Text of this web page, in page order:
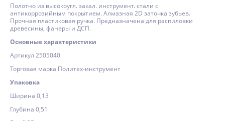
Полотно из высокоугл. закал. инструмент. стали с
антикоррозийным покрытием. Алмазная 2D заточка зубьев.
Прочная пластиковая ручка. Предназначена для распиловки
древесины, фанеры и ДСП.
Основные характеристики
Артикул 2505040
Торговая марка Политех-инструмент
Упаковка
Ширина 0,13
Глубина 0,51